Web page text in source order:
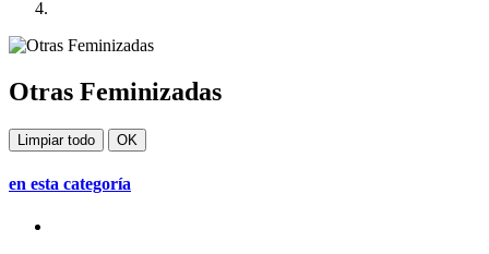
Otras Feminizadas
Limpiar todo OK
en esta categoría